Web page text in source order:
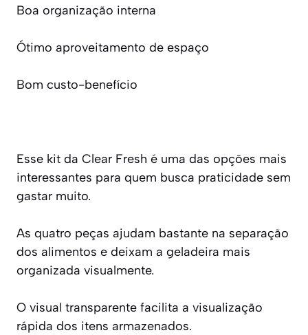
Boa organização interna
Ótimo aproveitamento de espaço
Bom custo-benefício
Esse kit da Clear Fresh é uma das opções mais
interessantes para quem busca praticidade sem
gastar muito.
As quatro peças ajudam bastante na separação
dos alimentos e deixam a geladeira mais
organizada visualmente.
O visual transparente facilita a visualização
rápida dos itens armazenados.